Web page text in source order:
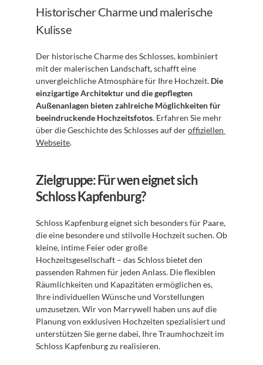
Historischer Charme und malerische
Kulisse
Der historische Charme des Schlosses, kombiniert
mit der malerischen Landschaft, schafft eine
unvergleichliche Atmosphäre für Ihre Hochzeit. Die
einzigartige Architektur und die gepflegten
Außenanlagen bieten zahlreiche Möglichkeiten für
beeindruckende Hochzeitsfotos. Erfahren Sie mehr
über die Geschichte des Schlosses auf der offiziellen
Webseite.
Zielgruppe: Für wen eignet sich
Schloss Kapfenburg?
Schloss Kapfenburg eignet sich besonders für Paare,
die eine besondere und stilvolle Hochzeit suchen. Ob
kleine, intime Feier oder große
Hochzeitsgesellschaft – das Schloss bietet den
passenden Rahmen für jeden Anlass. Die flexiblen
Räumlichkeiten und Kapazitäten ermöglichen es,
Ihre individuellen Wünsche und Vorstellungen
umzusetzen. Wir von Marrywell haben uns auf die
Planung von exklusiven Hochzeiten spezialisiert und
unterstützen Sie gerne dabei, Ihre Traumhochzeit im
Schloss Kapfenburg zu realisieren.